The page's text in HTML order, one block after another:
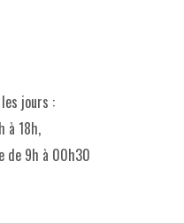
jours :
à 18h,
de 9h à 00h30